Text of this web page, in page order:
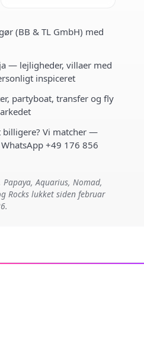
(BB & TL GmbH) med
— lejligheder, villaer med
inspiceret
partyboat, transfer og fly
billigere? Vi matcher —
+49 176 856
Aquarius, Nomad,
Rocks lukket siden februar